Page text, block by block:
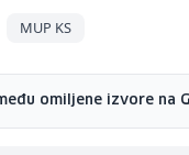
MUP KS
omiljene izvore na